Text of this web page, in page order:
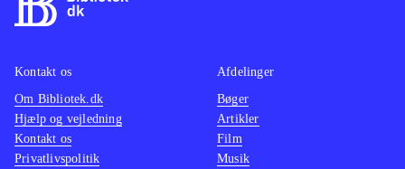
Kontakt os
Om Bibliotek.dk
Hjælp og vejledning
Kontakt os
Privatlivspolitik
Afdelinger
Bøger
Artikler
Film
Musik